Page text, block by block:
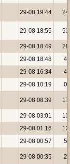
29-08 19:44 24
29-08 18:55 53
29-08 18:49
29
29-08 18:48
4
29-08 16:34
4
29-08 10:19
0
29-08 08:39 17
29-08 03:01
13
29-08 01:16
12
29-08 00:57
5
29-08 00:35 2